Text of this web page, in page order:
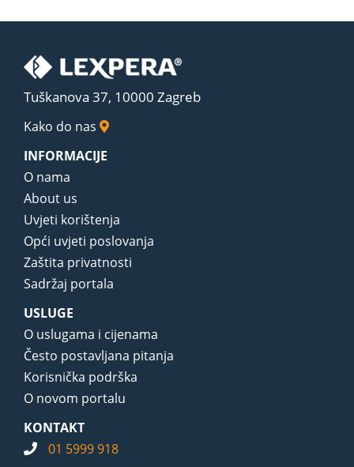
Tuškanova 37, 10000 Zagreb
Kako do nas
INFORMACIJE
O nama
About us
Uvjeti korištenja
Opći uvjeti poslovanja
Zaštita privatnosti
Sadržaj portala
USLUGE
O uslugama i cijenama
Često postavljana pitanja
Korisnička podrška
O novom portalu
KONTAKT
01 5999 918